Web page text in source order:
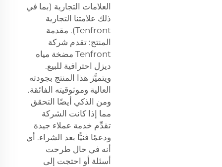
العلامات التجارية (بما في
ذلك علامتنا التجارية
Tenfront). مقدمة
المنتج: تقدم شركة
Tenfront مضخة مياه
ديزل احترافية للبيع.
ويتميَّز هذا المنتج بجودته
العالية وموثوقيته الفائقة.
ومن الذكي أيضًا التحقق
مما إذا كانت الشركة
تقدِّم خدمة عملاء جيدة
ودعمًا فنيًّا بعد الشراء. أي
أنه في حال طرحت
أسئلة أو احتجت إلى